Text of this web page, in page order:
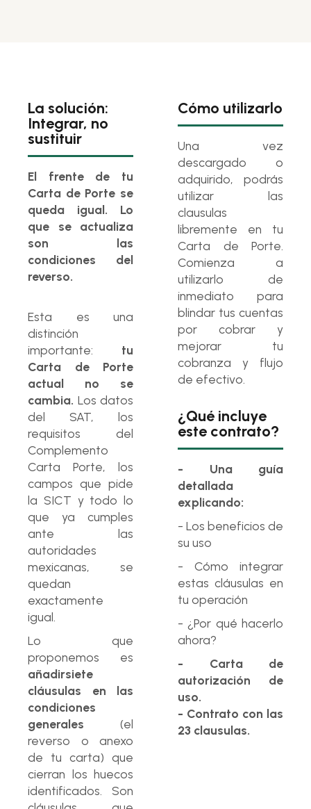
La solución:
Integrar, no
sustituir
El frente de tu
Carta de Porte se
queda igual. Lo
que se actualiza
son las
condiciones del
reverso.
Esta es una
distinción
importante: tu
Carta de Porte
actual no se
cambia. Los datos
del SAT, los
requisitos del
Complemento
Carta Porte, los
campos que pide
la SICT y todo lo
que ya cumples
ante las
autoridades
mexicanas, se
quedan
exactamente
igual.
Lo que
proponemos es
añadirsiete
cláusulas en las
condiciones
generales (el
reverso o anexo
de tu carta) que
cierran los huecos
identificados. Son
Cómo utilizarlo
Una vez
descargado o
adquirido, podrás
utilizar las
clausulas
libremente en tu
Carta de Porte.
Comienza a
utilizarlo de
inmediato para
blindar tus cuentas
por cobrar y
mejorar tu
cobranza y flujo
de efectivo.
¿Qué incluye
este contrato?
- Una guía
detallada
explicando:
- Los beneficios de
su uso
- Cómo integrar
estas cláusulas en
tu operación
- ¿Por qué hacerlo
ahora?
- Carta de
autorización de
uso.
- Contrato con las
23 clausulas.